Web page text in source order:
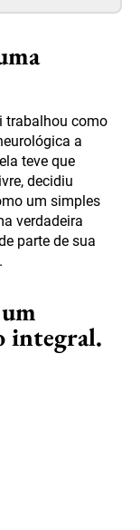
trabalhou como
a
teve que
decidiu
um simples
verdadeira
parte de sua
integral.